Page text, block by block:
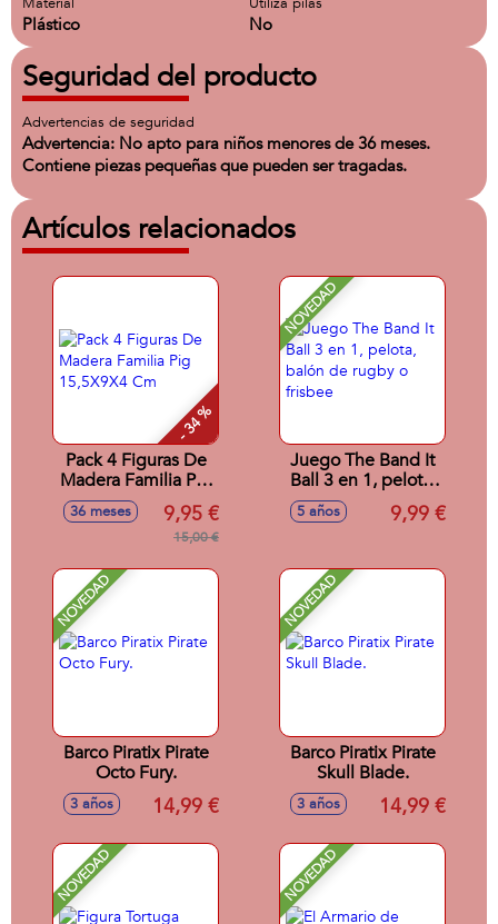
Plástico No
Seguridad del producto
Advertencias de seguridad
Advertencia: No apto para niños menores de 36 meses.
Contiene piezas pequeñas que pueden ser tragadas.
Artículos relacionados
- 34 %
Pack 4 Figuras De
Madera Familia Pig
15,5X9X4 Cm
36 meses 9,95 €
15,00 €
NOVEDAD
Juego The Band It
Ball 3 en 1, pelota,
balón de rugby o
frisbee
5 años 9,99 €
NOVEDAD
Barco Piratix Pirate
Octo Fury.
3 años 14,99 €
NOVEDAD
Barco Piratix Pirate
Skull Blade.
3 años 14,99 €
NOVEDAD NOVEDAD